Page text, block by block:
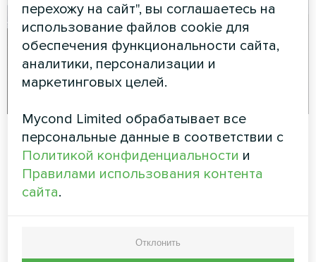
Варианты монтажа и
конфигурации
Заднее воздухозаборное
перехожу на сайт", вы соглашаетесь на
использование файлов cookie для
обеспечения функциональности сайта,
аналитики, персонализации и
маркетинговых целей.
Mycond Limited обрабатывает все
персональные данные в соответствии с
Политикой конфиденциальности и
Правилами использования контента
сайта.
Отклонить